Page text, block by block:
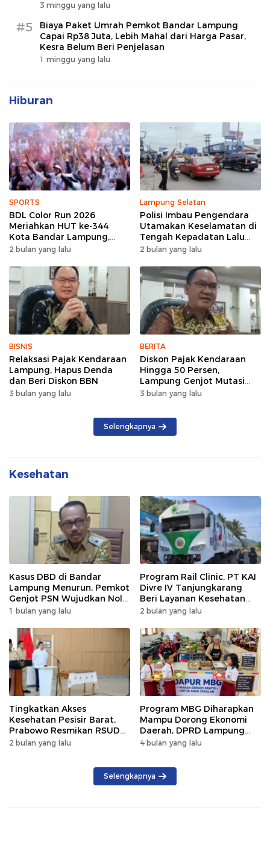
3 minggu yang lalu
#5
Biaya Paket Umrah Pemkot Bandar Lampung
Capai Rp38 Juta, Lebih Mahal dari Harga Pasar,
Kesra Belum Beri Penjelasan
1 minggu yang lalu
Hiburan
SPORTS
BDL Color Run 2026
Meriahkan HUT ke-344
Kota Bandar Lampung,
Wujud Semangat Sehat
2 bulan yang lalu
Lampung Selatan
Polisi Imbau Pengendara
Utamakan Keselamatan di
Tengah Kepadatan Lalu
Lintas Pagi Hari
2 bulan yang lalu
BISNIS
Relaksasi Pajak Kendaraan
Lampung, Hapus Denda
dan Beri Diskon BBN
3 bulan yang lalu
BERITA
Diskon Pajak Kendaraan
Hingga 50 Persen,
Lampung Genjot Mutasi
Kendaraan Luar Daerah
3 bulan yang lalu
Selengkapnya
Kesehatan
Kasus DBD di Bandar
Lampung Menurun, Pemkot
Genjot PSN Wujudkan Nol
Kematian
1 bulan yang lalu
Program Rail Clinic, PT KAI
Divre IV Tanjungkarang
Beri Layanan Kesehatan
Gratis 250 Warga
2 bulan yang lalu
Tingkatkan Akses
Kesehatan Pesisir Barat,
Prabowo Resmikan RSUD
KH Muhammad Thohir
2 bulan yang lalu
Program MBG Diharapkan
Mampu Dorong Ekonomi
Daerah, DPRD Lampung
Tekankan Pemanfaatan
4 bulan yang lalu
Selengkapnya